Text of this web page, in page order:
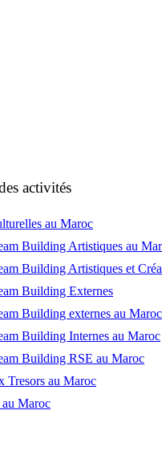
activités
au Maroc
Building Artistiques au
Building Artistiques et
Building Externes
Building externes au Maroc
Building Internes au Maroc
Building RSE au Maroc
Tresors au Maroc
Maroc